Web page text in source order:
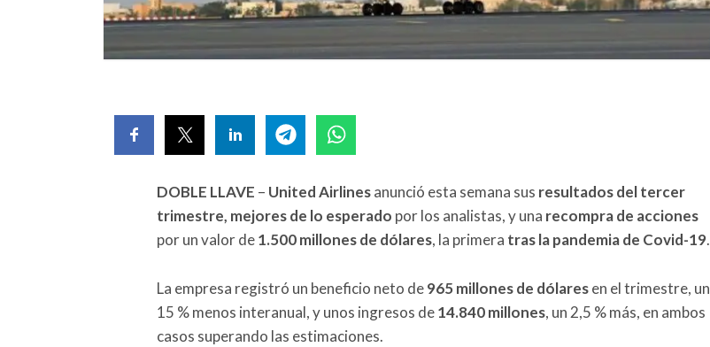
DOBLE LLAVE – United Airlinesanunció esta semana sus resultados del tercer
trimestre, mejores de lo esperado por los analistas, y una recompra de acciones
por un valor de1.500 millones de dólares, la primera tras la pandemia de Covid-19.
La empresa registró un beneficio neto de965 millones de dólaresen el trimestre, un
15 % menos interanual, y unos ingresos de14.840 millones, un 2,5 % más, en ambos
casos superando las estimaciones.